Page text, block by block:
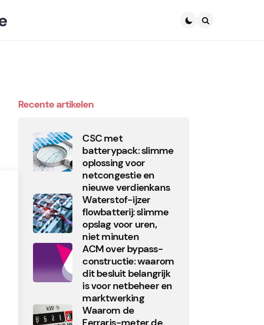
Recente artikelen
CSC met
batterypack: slimme
oplossing voor
netcongestie en
nieuwe verdienkans
Waterstof-ijzer
flowbatterij: slimme
opslag voor uren,
niet minuten
ACM over bypass-
constructie: waarom
dit besluit belangrijk
is voor netbeheer en
marktwerking
Waarom de